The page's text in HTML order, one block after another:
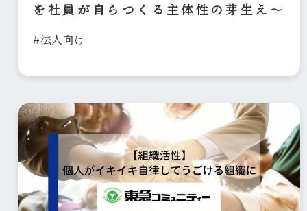
を社員が自らつくる主体性の芽生え〜
#法人向け